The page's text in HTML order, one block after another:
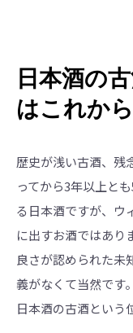
日本酒の
はこれから
歴史が浅い古酒、残
ってから3年以上と
る日本酒ですが、ウ
に出すお酒ではあり
良さが認められた未
義がなくて当然です
日本酒の古酒という